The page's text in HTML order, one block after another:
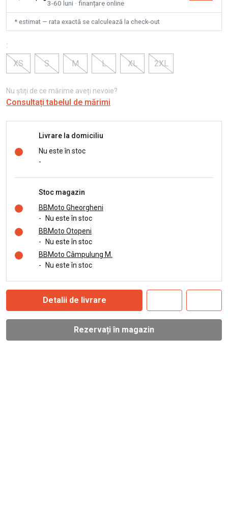
3-60 luni · finanțare online
* estimat — rata exactă se calculează la check-out
:
XS
S M L XL 2XL
Nu știți de ce mărime aveți nevoie?
Consultați tabelul de mărimi
Livrare la domiciliu
Nu este în stoc
-
Stoc magazin
BBMoto Gheorgheni
-
Nu este în stoc
BBMoto Otopeni
-
Nu este în stoc
BBMoto Câmpulung M.
-
Nu este în stoc
Detalii de livrare
Rezervați în magazin